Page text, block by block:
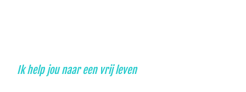
Ik help jou naar een vrij leven